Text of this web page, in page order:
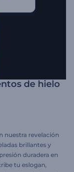
de hielo
nuestra revelación
brillantes y
duradera en
tu eslogan,